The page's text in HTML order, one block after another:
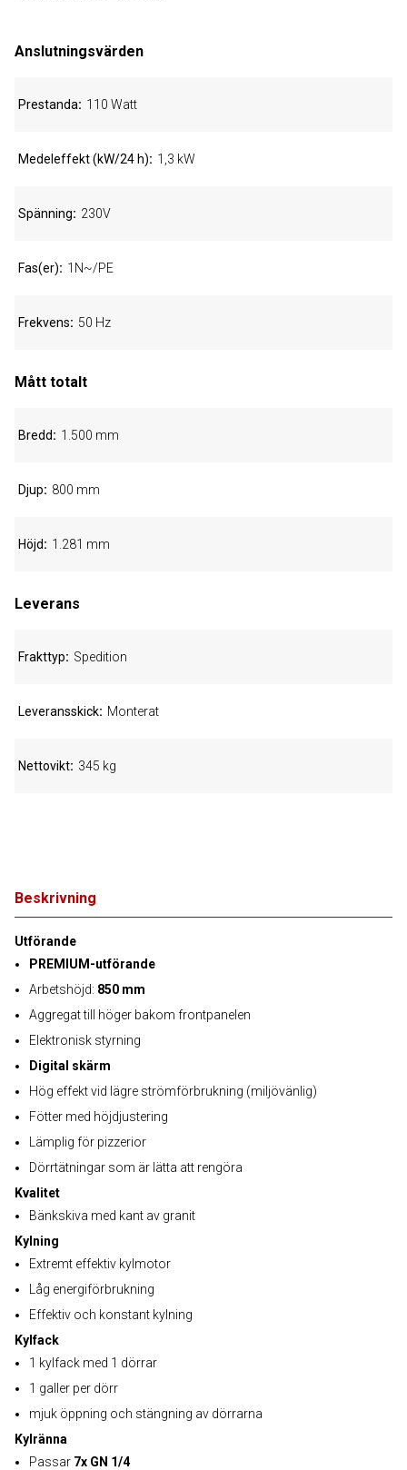
Beskrivning
Utförande
PREMIUM-utförande
Arbetshöjd: 850 mm
Aggregat till höger bakom frontpanelen
Elektronisk styrning
Digital skärm
Hög effekt vid lägre strömförbrukning (miljövänlig)
Fötter med höjdjustering
Lämplig för pizzerior
Dörrtätningar som är lätta att rengöra
Kvalitet
Bänkskiva med kant av granit
Kylning
Extremt effektiv kylmotor
Låg energiförbrukning
Effektiv och konstant kylning
Kylfack
1 kylfack med 1 dörrar
1 galler per dörr
mjuk öppning och stängning av dörrarna
Kylränna
Passar 7x GN 1/4
Anslutningsvärden
Prestanda 110 Watt
Medeleffekt (kW/24 h) 1,3 kW
Spänning 230V
Fas(er) 1N~/PE
Frekvens 50 Hz
Mått totalt
Bredd 1.500 mm
Djup 800 mm
Höjd 1.281 mm
Leverans
Frakttyp Spedition
Leveransskick Monterat
Nettovikt 345 kg